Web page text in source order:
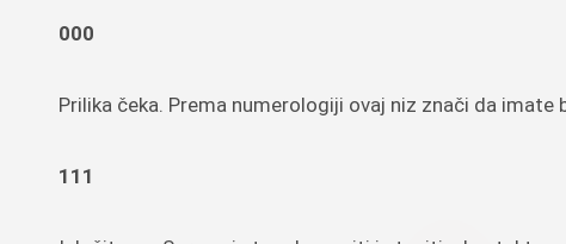
000
Prilika čeka. Prema numerologiji ovaj niz znači da
111